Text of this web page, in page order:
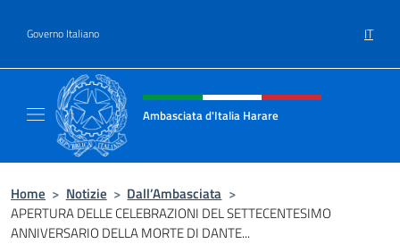
Governo Italiano IT
Intestazione sito, social e menù
Ambasciata d'Italia Harare
Home > Notizie > Dall’Ambasciata >
APERTURA DELLE CELEBRAZIONI DEL SETTECENTESIMO
ANNIVERSARIO DELLA MORTE DI DANTE...